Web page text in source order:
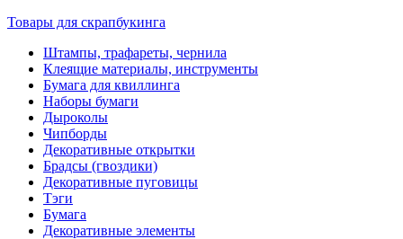
Товары для скрапбукинга
Штампы, трафареты, чернила
Клеящие материалы, инструменты
Бумага для квиллинга
Наборы бумаги
Дыроколы
Чипборды
Декоративные открытки
Брадсы (гвоздики)
Декоративные пуговицы
Тэги
Бумага
Декоративные элементы